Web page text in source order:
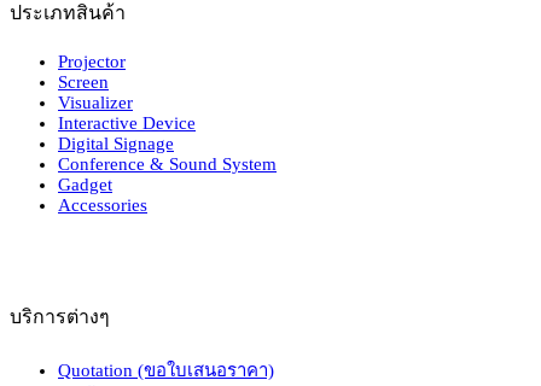
ประเภทสินค้า
Projector
Screen
Visualizer
Interactive Device
Digital Signage
Conference & Sound System
Gadget
Accessories
บริการต่างๆ
Quotation (ขอใบเสนอราคา)